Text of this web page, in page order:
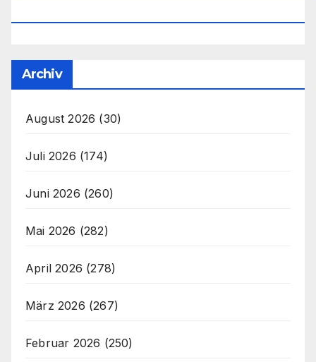
Archiv
August 2026 (30)
Juli 2026 (174)
Juni 2026 (260)
Mai 2026 (282)
April 2026 (278)
März 2026 (267)
Februar 2026 (250)